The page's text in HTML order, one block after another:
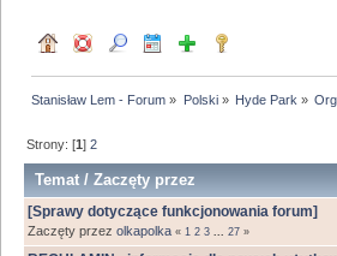
Stanisław Lem - Forum » Polski» Hyde Park »
Strony: [1]2
Temat /Zaczęty przez
[Sprawy dotyczące funkcjonowania forum]
Zaczęty przez olkapolka « 1 2 3 27 »